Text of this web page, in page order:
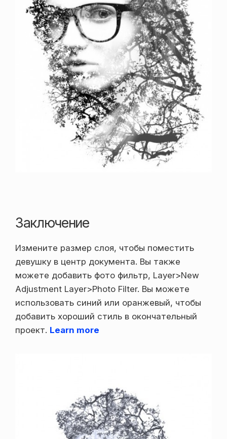
Заключение
Измените размер слоя, чтобы поместить
девушку в центр документа. Вы также
можете добавить фото фильтр, Layer>New
Adjustment Layer>Photo Filter. Вы можете
использовать синий или оранжевый, чтобы
добавить хороший стиль в окончательный
проект. Learn more